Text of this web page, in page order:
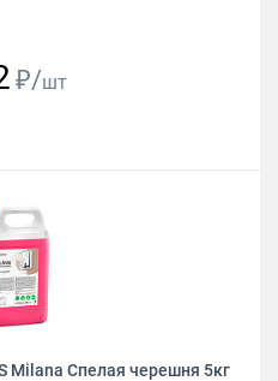
₽/шт
Milana Спелая черешня 5кг